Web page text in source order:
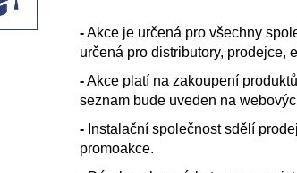
-Akce je určená pro všechny
určená pro distributory, prodejce,
-Akce platí na zakoupení
seznam bude uveden na
- Instalační společnost sdělí
promoakce.